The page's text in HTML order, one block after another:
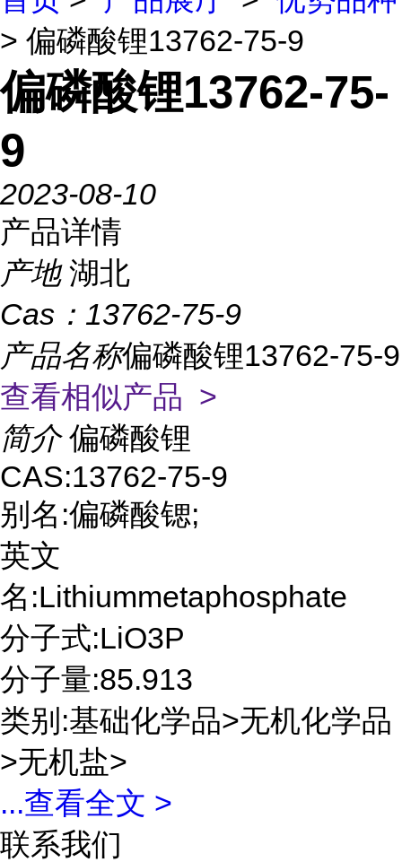
> 偏磷酸锂13762-75-9
偏磷酸锂13762-75-
9
2023-08-10
产品详情
产地 湖北
Cas： 13762-75-9
产品名称偏磷酸锂13762-75-9
查看相似产品 >
简介 偏磷酸锂
CAS:13762-75-9
别名:偏磷酸锶;
英文
名:Lithiummetaphosphate
分子式:LiO3P
分子量:85.913
类别:基础化学品>无机化学品
>无机盐>
...查看全文 >
联系我们